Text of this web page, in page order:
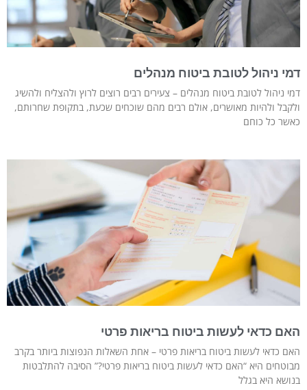
דמי ניהול לטובת ביטוח מנהלים
דמי ניהול לטובת ביטוח מנהלים – צעירים רבים רוצים לרוץ ולהצליח ולהשיג
ולקבל ולהיות מאושרים, אולם רבים מהם שוכחים שכעת, בתקופת שחרותם,
כאשר כל כוחם
האם כדאי לעשות ביטוח בריאות פרטי
האם כדאי לעשות ביטוח בריאות פרטי – אחת השאלות הנפוצות ביותר בקרב
מבוטחים היא “האם כדאי לעשות ביטוח בריאות פרטי?” הסיבה להתלבטות
בנושא היא בגלל